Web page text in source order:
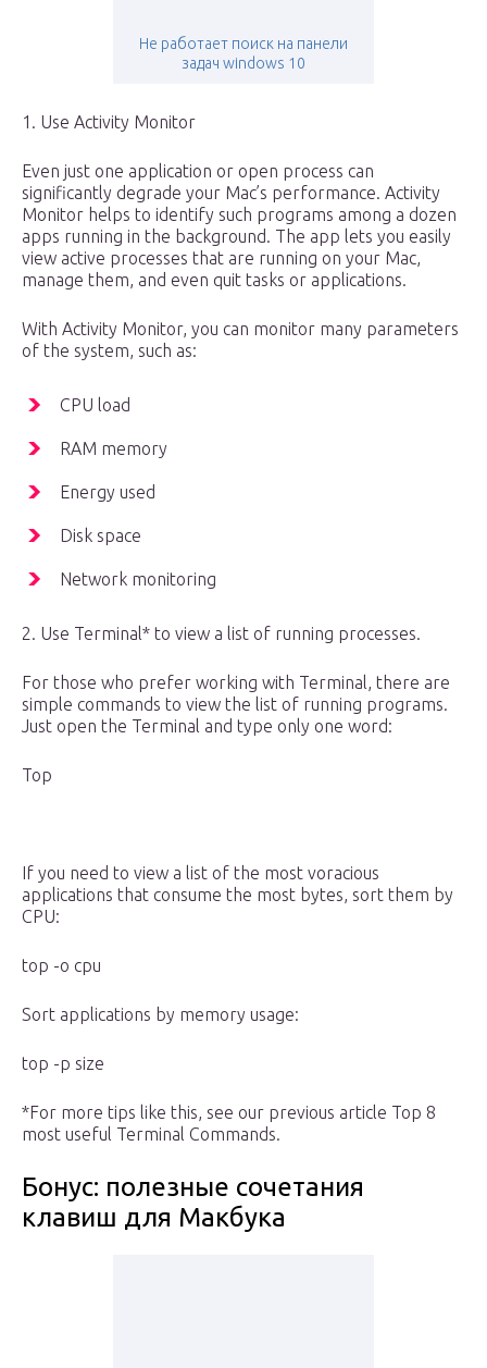
Не работает поиск на панели
задач windows 10
1. Use Activity Monitor
Even just one application or open process can
significantly degrade your Mac’s performance. Activity
Monitor helps to identify such programs among a dozen
apps running in the background. The app lets you easily
view active processes that are running on your Mac,
manage them, and even quit tasks or applications.
With Activity Monitor, you can monitor many parameters
of the system, such as:
CPU load
RAM memory
Energy used
Disk space
Network monitoring
2. Use Terminal* to view a list of running processes.
For those who prefer working with Terminal, there are
simple commands to view the list of running programs.
Just open the Terminal and type only one word:
Top
If you need to view a list of the most voracious
applications that consume the most bytes, sort them by
CPU:
top -o cpu
Sort applications by memory usage:
top -p size
*For more tips like this, see our previous article Top 8
most useful Terminal Commands.
Бонус: полезные сочетания
клавиш для Макбука